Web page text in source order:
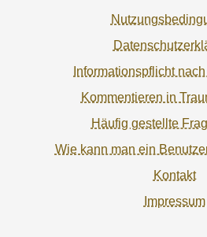
Informationspflicht
Kommentieren in
Häufig gestellte
Wie kann man ein
Kontakt
Impressum